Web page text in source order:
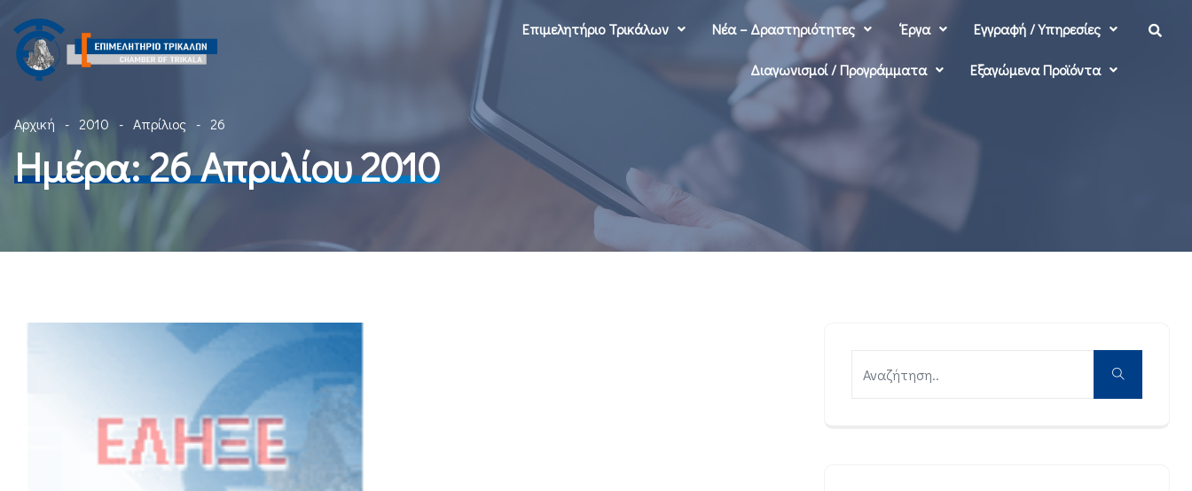
Επιμελητήριο Τρικάλων Νέα – Δραστηριότητες ‘Εργα Εγγραφή / Υπηρεσίες
Διαγωνισμοί / Προγράμματα Εξαγώμενα Προϊόντα
Αρχική 2010 Απρίλιος 26
Ημέρα:26 Απριλίου 2010